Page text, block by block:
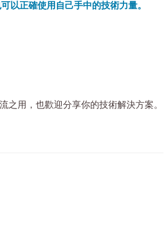
以正確使用自己手中的技術力量。
之用，也歡迎分享你的技術解決方案。